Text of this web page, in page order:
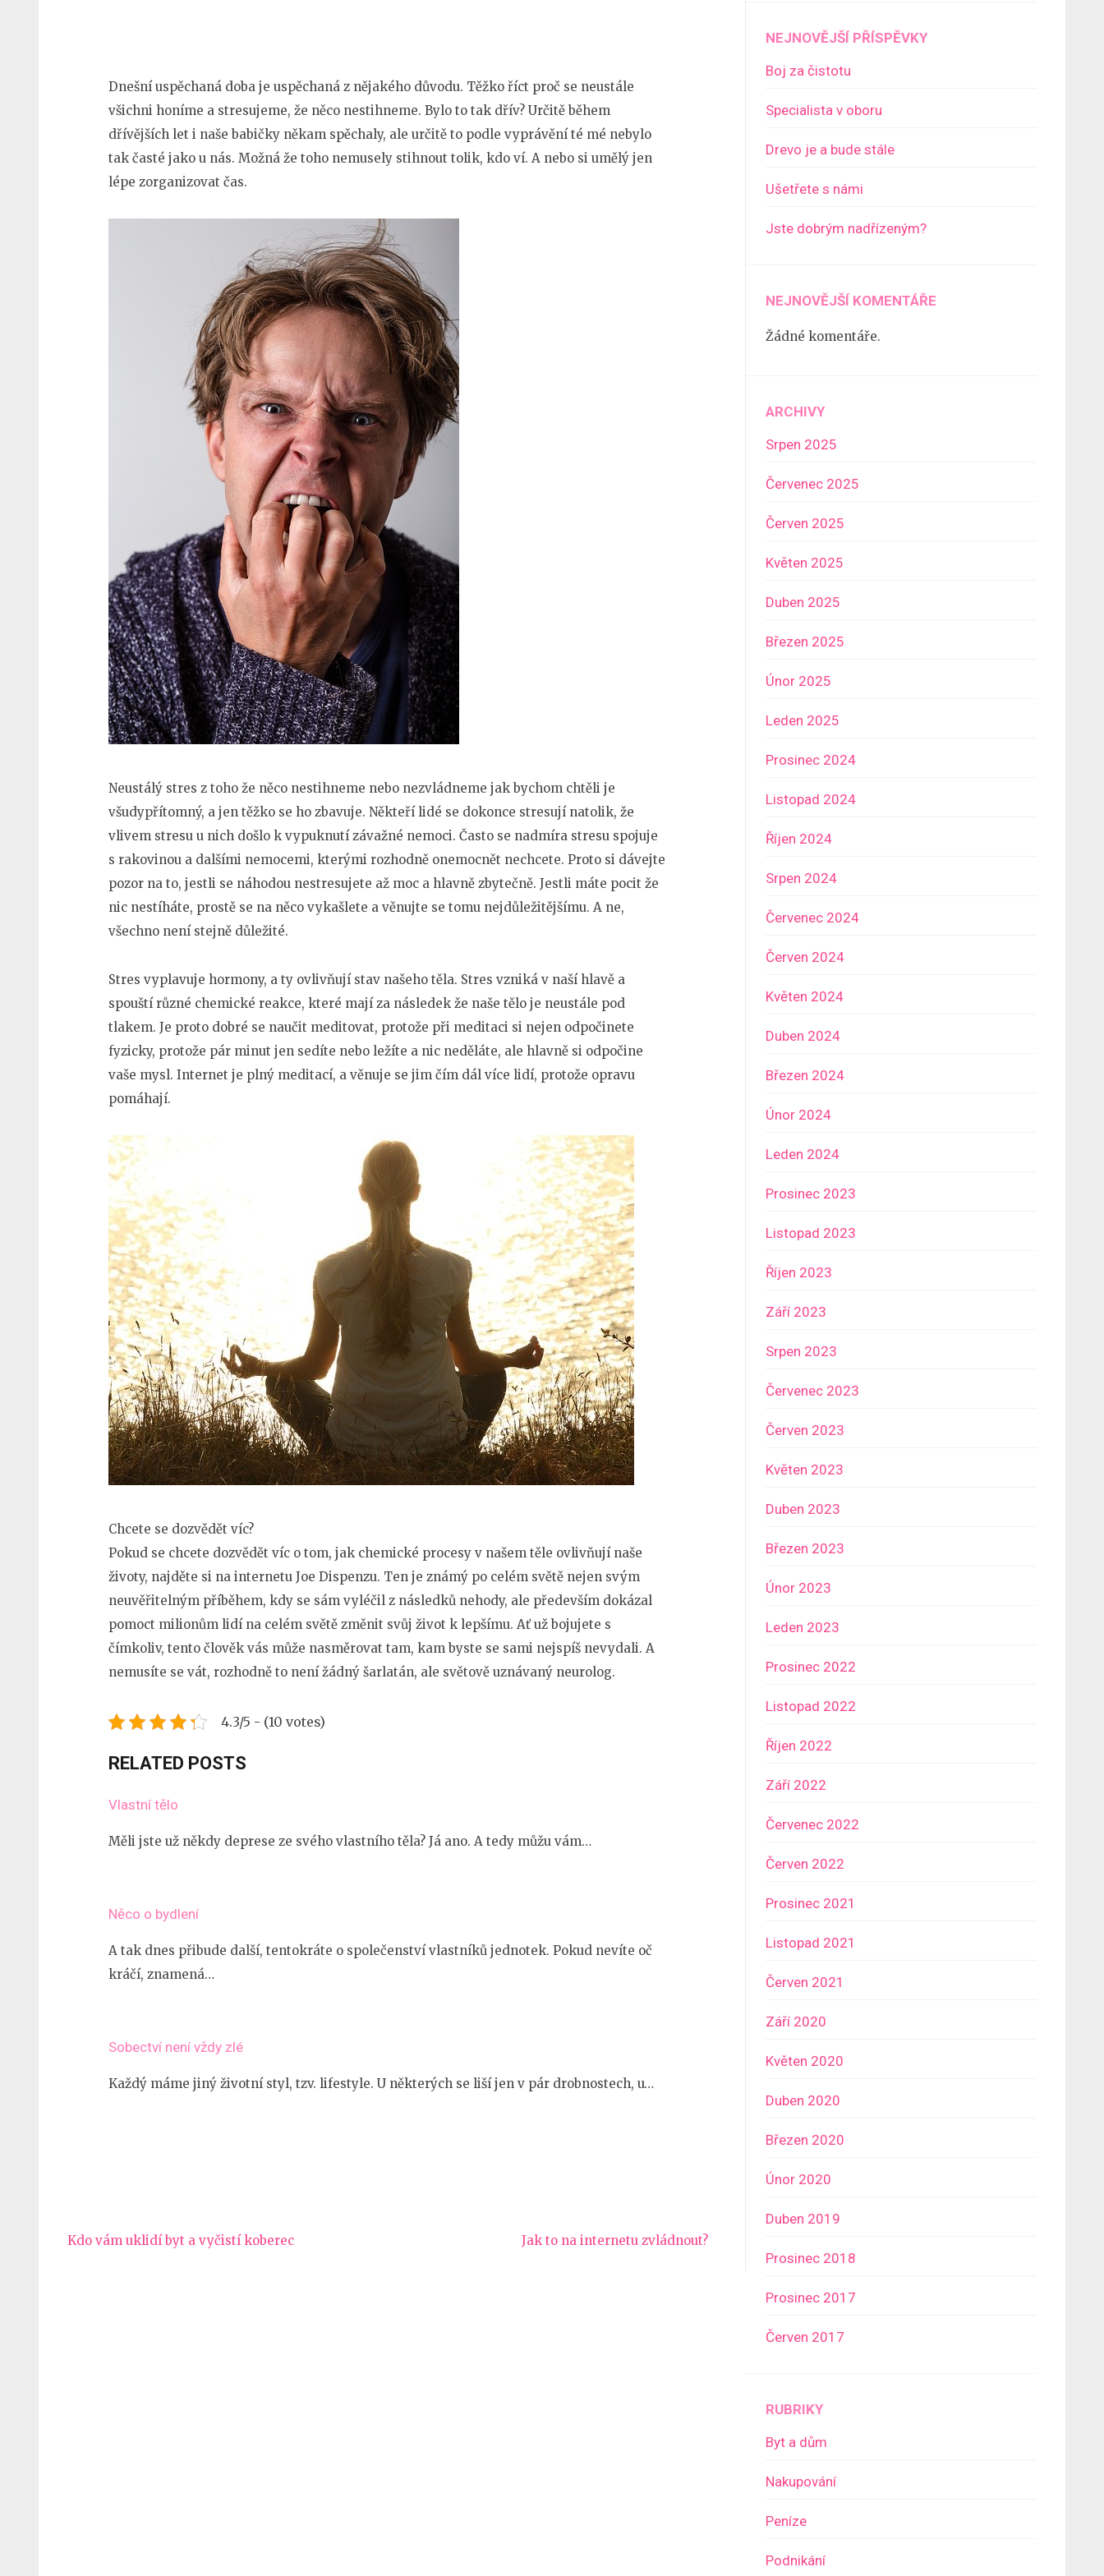
Dnešní uspěchaná doba je uspěchaná z nějakého důvodu. Těžko říct proč se neustále
všichni honíme a stresujeme, že něco nestihneme. Bylo to tak dřív? Určitě během
dřívějších let i naše babičky někam spěchaly, ale určitě to podle vyprávění té mé nebylo
tak časté jako u nás. Možná že toho nemusely stihnout tolik, kdo ví. A nebo si umělý jen
lépe zorganizovat čas.
Neustálý stres z toho že něco nestihneme nebo nezvládneme jak bychom chtěli je
všudypřítomný, a jen těžko se ho zbavuje. Někteří lidé se dokonce stresují natolik, že
vlivem stresu u nich došlo k vypuknutí závažné nemoci. Často se nadmíra stresu spojuje
s rakovinou a dalšími nemocemi, kterými rozhodně onemocnět nechcete. Proto si dávejte
pozor na to, jestli se náhodou nestresujete až moc a hlavně zbytečně. Jestli máte pocit že
nic nestíháte, prostě se na něco vykašlete a věnujte se tomu nejdůležitějšímu. A ne,
všechno není stejně důležité.
Stres vyplavuje hormony, a ty ovlivňují stav našeho těla. Stres vzniká v naší hlavě a
spouští různé chemické reakce, které mají za následek že naše tělo je neustále pod
tlakem. Je proto dobré se naučit meditovat, protože při meditaci si nejen odpočinete
fyzicky, protože pár minut jen sedíte nebo ležíte a nic neděláte, ale hlavně si odpočine
vaše mysl. Internet je plný meditací, a věnuje se jim čím dál více lidí, protože opravu
pomáhají.
Chcete se dozvědět víc?
Pokud se chcete dozvědět víc o tom, jak chemické procesy v našem těle ovlivňují naše
životy, najděte si na internetu Joe Dispenzu. Ten je známý po celém světě nejen svým
neuvěřitelným příběhem, kdy se sám vyléčil z následků nehody, ale především dokázal
pomoct milionům lidí na celém světě změnit svůj život k lepšímu. Ať už bojujete s
čímkoliv, tento člověk vás může nasměrovat tam, kam byste se sami nejspíš nevydali. A
nemusíte se vát, rozhodně to není žádný šarlatán, ale světově uznávaný neurolog.
4.3/5 - (10 votes)
RELATED POSTS
Vlastní tělo
Měli jste už někdy deprese ze svého vlastního těla? Já ano. A tedy můžu vám…
Něco o bydlení
A tak dnes přibude další, tentokráte o společenství vlastníků jednotek. Pokud nevíte oč
kráčí, znamená…
Sobectví není vždy zlé
Každý máme jiný životní styl, tzv. lifestyle. U některých se liší jen v pár drobnostech, u…
Navigace
Kdo vám uklidí byt a vyčistí koberec Jak to na internetu zvládnout?
NEJNOVĚJŠÍ PŘÍSPĚVKY
Boj za čistotu
Specialista v oboru
Drevo je a bude stále
Ušetřete s námi
Jste dobrým nadřízeným?
NEJNOVĚJŠÍ KOMENTÁŘE
Žádné komentáře.
ARCHIVY
Srpen 2025
Červenec 2025
Červen 2025
Květen 2025
Duben 2025
Březen 2025
Únor 2025
Leden 2025
Prosinec 2024
Listopad 2024
Říjen 2024
Srpen 2024
Červenec 2024
Červen 2024
Květen 2024
Duben 2024
Březen 2024
Únor 2024
Leden 2024
Prosinec 2023
Listopad 2023
Říjen 2023
Září 2023
Srpen 2023
Červenec 2023
Červen 2023
Květen 2023
Duben 2023
Březen 2023
Únor 2023
Leden 2023
Prosinec 2022
Listopad 2022
Říjen 2022
Září 2022
Červenec 2022
Červen 2022
Prosinec 2021
Listopad 2021
Červen 2021
Září 2020
Květen 2020
Duben 2020
Březen 2020
Únor 2020
Duben 2019
Prosinec 2018
Prosinec 2017
Červen 2017
RUBRIKY
Byt a dům
Nakupování
Peníze
Podnikání